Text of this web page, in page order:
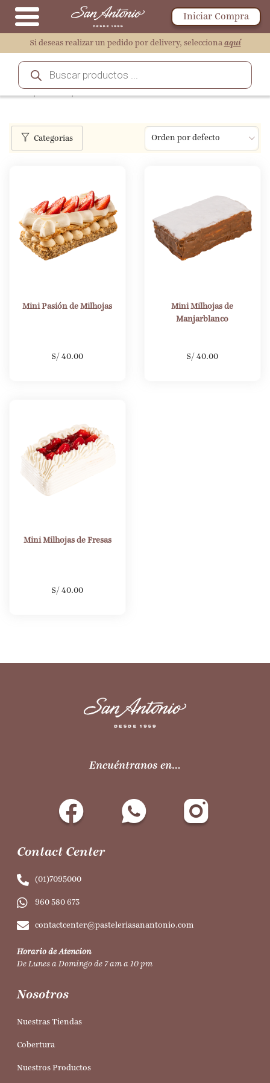
Iniciar Compra
Si deseas realizar un pedido por delivery, selecciona aquí
Mini Pasión de Milhojas
S/ 40.00
Mini Milhojas de
Manjarblanco
S/ 40.00
Mini Milhojas de Fresas
S/ 40.00
Encuéntranos en…
Contact Center
(01)7095000
960 580 673
contactcenter@pasteleriasanantonio.com
Horario de Atencion
De Lunes a Domingo de 7 am a 10 pm
Nosotros
Nuestras Tiendas
Cobertura
Nuestros Productos